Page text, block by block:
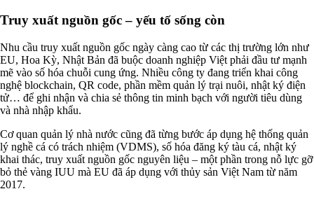
Truy xuất nguồn gốc – yếu tố sống còn
Nhu cầu truy xuất nguồn gốc ngày càng cao từ các thị trường lớn như
EU, Hoa Kỳ, Nhật Bản đã buộc doanh nghiệp Việt phải đầu tư mạnh
mẽ vào số hóa chuỗi cung ứng. Nhiều công ty đang triển khai công
nghệ blockchain, QR code, phần mềm quản lý trại nuôi, nhật ký điện
tử… để ghi nhận và chia sẻ thông tin minh bạch với người tiêu dùng
và nhà nhập khẩu.
Cơ quan quản lý nhà nước cũng đã từng bước áp dụng hệ thống quản
lý nghề cá có trách nhiệm (VDMS), số hóa đăng ký tàu cá, nhật ký
khai thác, truy xuất nguồn gốc nguyên liệu – một phần trong nỗ lực gỡ
bỏ thẻ vàng IUU mà EU đã áp dụng với thủy sản Việt Nam từ năm
2017.